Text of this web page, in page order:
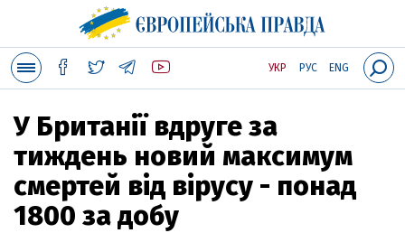
УКР РУС ENG
У Британії вдруге за
тиждень новий максимум
смертей від вірусу - понад
1800 за добу